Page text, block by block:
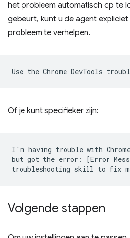
het probleem automatisch op te
gebeurt, kunt u de agent
probleem te verhelpen.
Of je kunt specifieker zijn:
I'm having trouble with
but got the error: [Error
Volgende stappen